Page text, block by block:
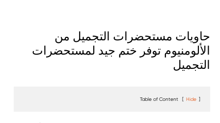
حاويات مستحضرات التجميل من
الألومنيوم توفر ختم جيد لمستحضرات
التجميل
Table of Content [ Hide ]